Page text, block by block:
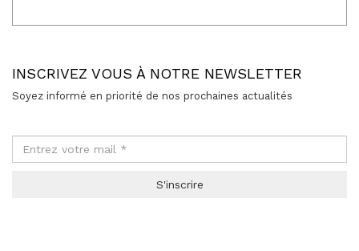
INSCRIVEZ VOUS À NOTRE NEWSLETTER
Soyez informé en priorité de nos prochaines actualités
S'inscrire